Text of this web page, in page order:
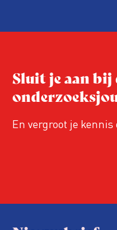
Sluit je aan bij
En vergroot je